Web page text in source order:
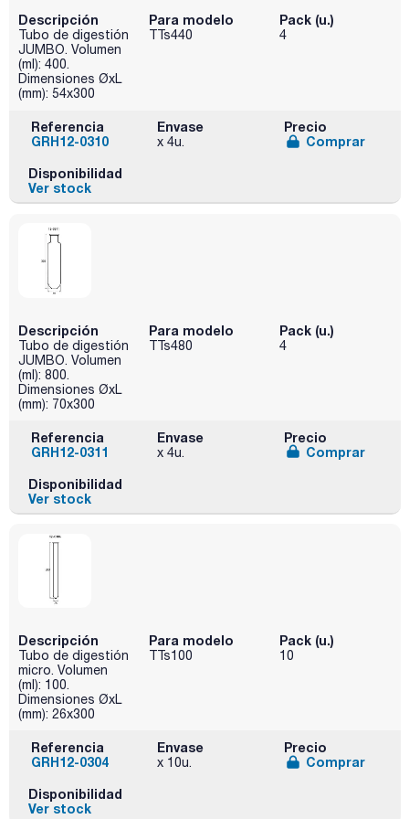
Descripción
Tubo de digestión
JUMBO. Volumen
(ml): 400.
Dimensiones ØxL
(mm): 54x300
Para modelo
TTs440
Pack (u.)
4
Referencia
GRH12-0310
Envase
x 4u.
Precio
Comprar
Disponibilidad
Ver stock
Descripción
Tubo de digestión
JUMBO. Volumen
(ml): 800.
Dimensiones ØxL
(mm): 70x300
Para modelo
TTs480
Pack (u.)
4
Referencia
GRH12-0311
Envase
x 4u.
Precio
Comprar
Disponibilidad
Ver stock
Descripción
Tubo de digestión
micro. Volumen
(ml): 100.
Dimensiones ØxL
(mm): 26x300
Para modelo
TTs100
Pack (u.)
10
Referencia
GRH12-0304
Envase
x 10u.
Precio
Comprar
Disponibilidad
Ver stock